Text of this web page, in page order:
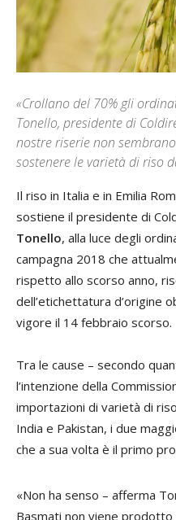
«Crollano del 70% gli
Tonello, presidente di
nostre riserie non
sostenere le varietà di riso
Il riso in Italia e in Emilia
sostiene il presidente di
Tonello, alla luce degli
campagna 2018 che
rispetto allo scorso anno,
dell’etichettatura d’origine
vigore il 14 febbraio scorso.
Tra le cause – secondo
l’intenzione della
importazioni di varietà di
India e Pakistan, i due
che a sua volta è il primo
«Non ha senso – afferma
Basmati non viene prodotto